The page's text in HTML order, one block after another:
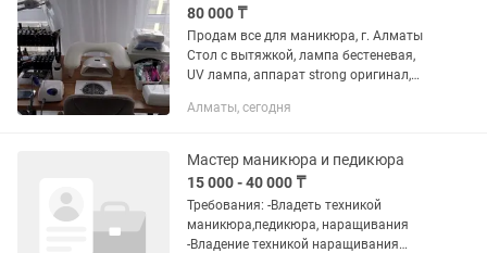
80 000 ₸
Продам все для маникюра, г. Алматы
Стол с вытяжкой, лампа бестеневая,
UV лампа, аппарат strong оригинал,
стерилизатор, сухожар, верхние
Алматы, сегодня
Мастер маникюра и педикюра
15 000 - 40 000 ₸
Требования: -Владеть техникой
маникюра,педикюра, наращивания
-Владение техникой наращивания